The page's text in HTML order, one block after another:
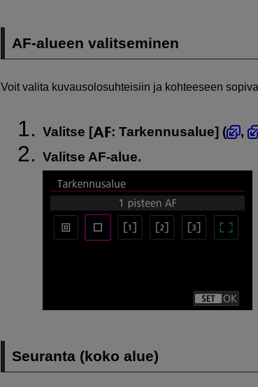
AF-alueen valitseminen
Voit valita kuvausolosuhteisiin ja kohteeseen
Valitse [ : Tarkennusalue] ( ,
Valitse AF-alue.
Seuranta (koko alue)